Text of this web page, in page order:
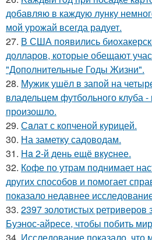
добавляю в каждую лунку
мой урожай всегда радует.
27. В США появились
долларов, которые обещают
"Дополнительные Годы Жизни".
28. Мужик ушёл в запой на
владельцем футбольного клуба -
произошло.
29. Сaлат с копченой курицей.
30. На заметку садоводам.
31. Ha 2-й день ещё вкycнее.
32. Кофе по утрам поднимает
других способов и помогает
показало недавнее
33. 2397 золотистых ретриверов
Буэнос-айресе, чтобы побить